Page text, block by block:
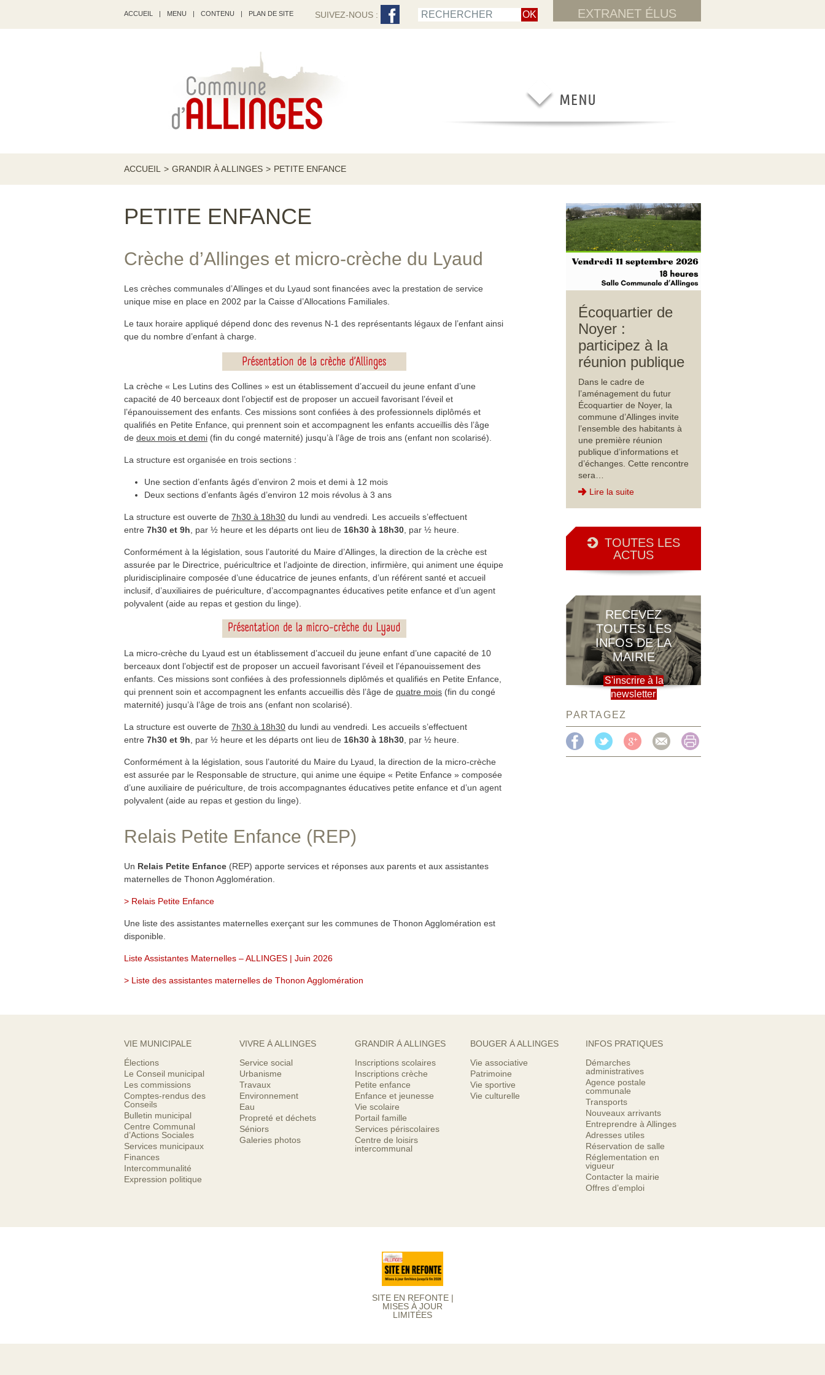
ACCUEIL | MENU | CONTENU | PLAN DE SITE EXTRANET ÉLUS
SUIVEZ-NOUS :
ACCUEIL > GRANDIR À ALLINGES > PETITE ENFANCE
PETITE ENFANCE
Crèche d’Allinges et micro-crèche du Lyaud
Les crèches communales d’Allinges et du Lyaud sont financées avec la prestation de service
unique mise en place en 2002 par la Caisse d’Allocations Familiales.
Le taux horaire appliqué dépend donc des revenus N-1 des représentants légaux de l’enfant ainsi
que du nombre d’enfant à charge.
La crèche « Les Lutins des Collines » est un établissement d’accueil du jeune enfant d’une
capacité de 40 berceaux dont l’objectif est de proposer un accueil favorisant l’éveil et
l’épanouissement des enfants. Ces missions sont confiées à des professionnels diplômés et
qualifiés en Petite Enfance, qui prennent soin et accompagnent les enfants accueillis dès l’âge
de deux mois et demi (fin du congé maternité) jusqu’à l’âge de trois ans (enfant non scolarisé).
La structure est organisée en trois sections :
Une section d’enfants âgés d’environ 2 mois et demi à 12 mois
Deux sections d’enfants âgés d’environ 12 mois révolus à 3 ans
La structure est ouverte de 7h30 à 18h30 du lundi au vendredi. Les accueils s’effectuent
entre 7h30 et 9h , par ½ heure et les départs ont lieu de 16h30 à 18h30 , par ½ heure.
Conformément à la législation, sous l’autorité du Maire d’Allinges, la direction de la crèche est
assurée par le Directrice, puéricultrice et l’adjointe de direction, infirmière, qui animent une équipe
pluridisciplinaire composée d’une éducatrice de jeunes enfants, d’un référent santé et accueil
inclusif, d’auxiliaires de puériculture, d’accompagnantes éducatives petite enfance et d’un agent
polyvalent (aide au repas et gestion du linge).
La micro-crèche du Lyaud est un établissement d’accueil du jeune enfant d’une capacité de 10
berceaux dont l’objectif est de proposer un accueil favorisant l’éveil et l’épanouissement des
enfants. Ces missions sont confiées à des professionnels diplômés et qualifiés en Petite Enfance,
qui prennent soin et accompagnent les enfants accueillis dès l’âge de quatre mois (fin du congé
maternité) jusqu’à l’âge de trois ans (enfant non scolarisé).
La structure est ouverte de 7h30 à 18h30 du lundi au vendredi. Les accueils s’effectuent
entre 7h30 et 9h , par ½ heure et les départs ont lieu de 16h30 à 18h30 , par ½ heure.
Conformément à la législation, sous l’autorité du Maire du Lyaud, la direction de la micro-crèche
est assurée par le Responsable de structure, qui anime une équipe « Petite Enfance » composée
d’une auxiliaire de puériculture, de trois accompagnantes éducatives petite enfance et d’un agent
polyvalent (aide au repas et gestion du linge).
Relais Petite Enfance (REP)
Un Relais Petite Enfance (REP) apporte services et réponses aux parents et aux assistantes
maternelles de Thonon Agglomération.
> Relais Petite Enfance
Une liste des assistantes maternelles exerçant sur les communes de Thonon Agglomération est
disponible.
Liste Assistantes Maternelles – ALLINGES | Juin 2026
> Liste des assistantes maternelles de Thonon Agglomération
Écoquartier de
Noyer :
participez à la
réunion publique
Dans le cadre de
l’aménagement du futur
Écoquartier de Noyer, la
commune d’Allinges invite
l’ensemble des habitants à
une première réunion
publique d’informations et
d’échanges. Cette rencontre
sera…
Lire la suite
TOUTES LES
ACTUS
RECEVEZ
TOUTES LES
INFOS DE LA
MAIRIE
S'inscrire à la
newsletter
PARTAGEZ
VIE MUNICIPALE
Élections
Le Conseil municipal
Les commissions
Comptes-rendus des
Conseils
Bulletin municipal
Centre Communal
d’Actions Sociales
Services municipaux
Finances
Intercommunalité
Expression politique
VIVRE À ALLINGES
Service social
Urbanisme
Travaux
Environnement
Eau
Propreté et déchets
Séniors
Galeries photos
GRANDIR À ALLINGES
Inscriptions scolaires
Inscriptions crèche
Petite enfance
Enfance et jeunesse
Vie scolaire
Portail famille
Services périscolaires
Centre de loisirs
intercommunal
BOUGER À ALLINGES
Vie associative
Patrimoine
Vie sportive
Vie culturelle
INFOS PRATIQUES
Démarches
administratives
Agence postale
communale
Transports
Nouveaux arrivants
Entreprendre à Allinges
Adresses utiles
Réservation de salle
Réglementation en
vigueur
Contacter la mairie
Offres d’emploi
SITE EN REFONTE |
MISES À JOUR
LIMITÉES